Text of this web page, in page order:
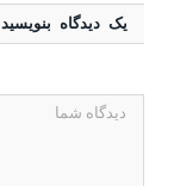
یک دیدگاه بنویسید